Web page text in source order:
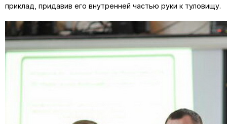
приклад, придавив его внутренней частью руки к туловищу.